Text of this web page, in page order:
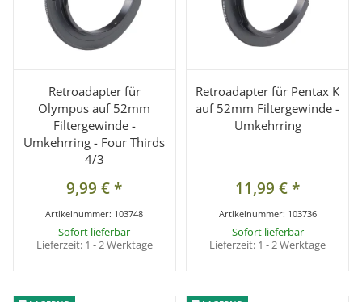
Retroadapter für
Olympus auf 52mm
Filtergewinde -
Umkehrring - Four Thirds
4/3
9,99 €*
Artikelnummer: 103748
Sofort lieferbar
Lieferzeit: 1 - 2 Werktage
Retroadapter für Pentax K
auf 52mm Filtergewinde -
Umkehrring
11,99 €*
Artikelnummer: 103736
Sofort lieferbar
Lieferzeit: 1 - 2 Werktage